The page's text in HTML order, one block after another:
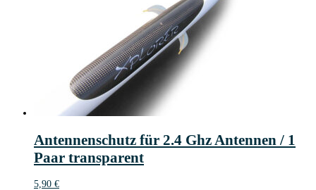
Antennenschutz für 2.4 Ghz Antennen / 1
Paar transparent
5,90 €